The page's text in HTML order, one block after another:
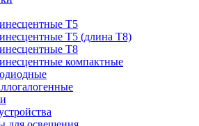
T5
T5 (длина T8)
T8
компактные